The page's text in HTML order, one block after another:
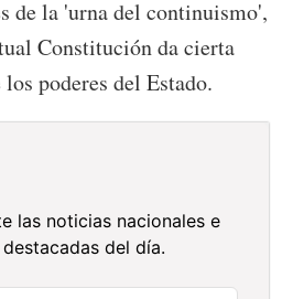
de la 'urna del continuismo',
Constitución da cierta
poderes del Estado.
las noticias nacionales e
del día.